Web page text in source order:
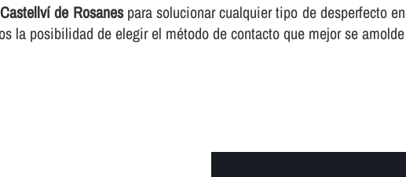
de Rosanespara solucionar cualquier tipo de desperfecto
la posibilidad de elegir el método de contacto que mejor se